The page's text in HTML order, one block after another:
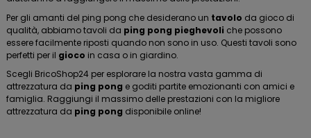
Per gli amanti del ping pong che desiderano un tavolo da gioco di
qualità, abbiamo tavoli da ping pong pieghevoli che possono
essere facilmente riposti quando non sono in uso. Questi tavoli sono
perfetti per il gioco in casa o in giardino.
Scegli BricoShop24 per esplorare la nostra vasta gamma di
attrezzatura da ping pong e goditi partite emozionanti con amici e
famiglia. Raggiungi il massimo delle prestazioni con la migliore
attrezzatura da ping pong disponibile online!